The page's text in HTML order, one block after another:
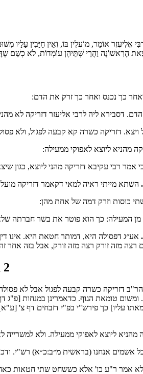
אוֹמֵר, מוֹעֲלִין בּוֹ, וְאֵין חַיָּבִין עָלָיו
הָרִאשׁוֹנָה וַהֲרֵי שְׁתֵּיהֶן עוֹמְדוֹת, לֹא
כך נכנס ואחר כך זרק את הדם:
דסבירא ליה לרבי אליעזר דזריקה לא מהני
ויצא. דזריקה כשרה קא קבעה לפגול, ולא
מהניא ליוצא לאפוקי ממעילה:
אמר רבי עקיבא דזריקה מהני ליוצא, כגון
השתא מייתי ראיה למאי דקאמר דזריקה
כוסות וזרק דמה של אחת מהן:
המעילה: כך הוא פוטר את בשר חברתה שלא
אע״ג דפסולה היא, דמותר חטאת היא.
מזה זורק רצה מזה זורק, אבל בזה אחר
2
דזריקה כשרה קבעה לפגול אבל לא
ומשום טומאת הגוף. כדאמרינן במנחות [פ"ג
עליו] כך פירש"י בפ"י דזבחים דף צ'
מהניא ליוצא לאפוקי ממעילה. ולא למשרייה
אשמים אנחנו (בראשית מ״ב:כ״א) רש"י.
אמר ר"ע כו' אלא כששחט שתי חטאות